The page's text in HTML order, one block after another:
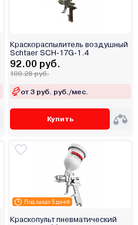
Краскораспылитель воздушный
Schtaer SCH-17G-1.4
92.00 руб.
100.28 руб.
от 3 руб. руб./мес.
Купить
Под заказ 5 дней
Краскопульт пневматический